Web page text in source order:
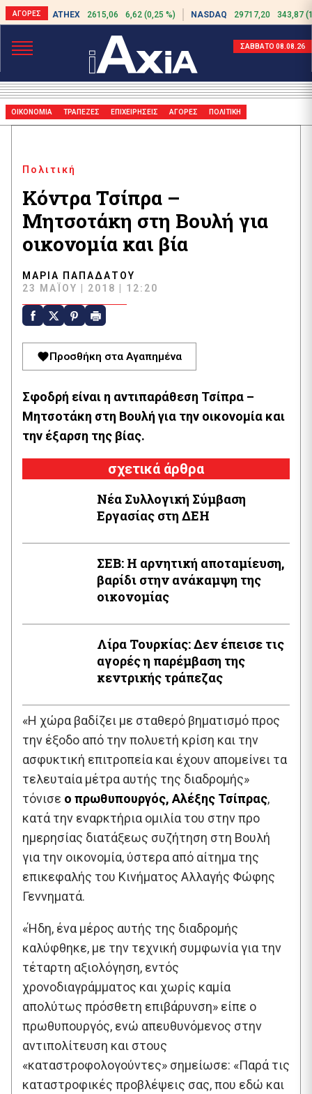
ATHEX 2615,06 6,62 (0,25 %) NASDAQ 29717,20 343,87
ΣΑΒΒΑΤΟ 08.08.26
ΟΙΚΟΝΟΜΙΑ ΤΡΑΠΕΖΕΣ ΕΠΙΧΕΙΡΗΣΕΙΣ ΑΓΟΡΕΣ ΠΟΛΙΤΙΚΗ
Πολιτική
Κόντρα Τσίπρα –
Μητσοτάκη στη Βουλή για
οικονομία και βία
ΜΑΡΊΑ ΠΑΠΑΔΆΤΟΥ
23 ΜΑΪ́ΟΥ | 2018 | 12:20
Προσθήκη στα Αγαπημένα
Σφοδρή είναι η αντιπαράθεση Τσίπρα –
Μητσοτάκη στη Βουλή για την οικονομία και
την έξαρση της βίας.
σχετικά άρθρα
Νέα Συλλογική Σύμβαση
Εργασίας στη ΔΕΗ
ΣΕΒ: Η αρνητική αποταμίευση,
βαρίδι στην ανάκαμψη της
οικονομίας
Λίρα Τουρκίας: Δεν έπεισε τις
αγορές η παρέμβαση της
κεντρικής τράπεζας
«Η χώρα βαδίζει με σταθερό βηματισμό προς
την έξοδο από την πολυετή κρίση και την
ασφυκτική επιτροπεία και έχουν απομείνει τα
τελευταία μέτρα αυτής της διαδρομής»
τόνισε ο πρωθυπουργός, Αλέξης Τσίπρας,
κατά την εναρκτήρια ομιλία του στην προ
ημερησίας διατάξεως συζήτηση στη Βουλή
για την οικονομία, ύστερα από αίτημα της
επικεφαλής του Κινήματος Αλλαγής Φώφης
Γεννηματά.
«Ήδη, ένα μέρος αυτής της διαδρομής
καλύφθηκε, με την τεχνική συμφωνία για την
τέταρτη αξιολόγηση, εντός
χρονοδιαγράμματος και χωρίς καμία
απολύτως πρόσθετη επιβάρυνση» είπε ο
πρωθυπουργός, ενώ απευθυνόμενος στην
αντιπολίτευση και στους
«καταστροφολογούντες» σημείωσε: «Παρά τις
καταστροφικές προβλέψεις σας, που εδώ και